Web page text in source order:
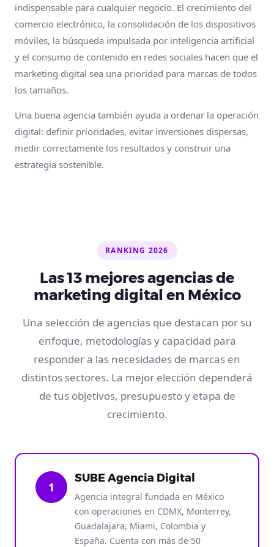
indispensable para cualquier negocio. El crecimiento del
comercio electrónico, la consolidación de los dispositivos
móviles, la búsqueda impulsada por inteligencia artificial
y el consumo de contenido en redes sociales hacen que el
marketing digital sea una prioridad para marcas de todos
los tamaños.
Una buena agencia también ayuda a ordenar la operación
digital: definir prioridades, evitar inversiones dispersas,
medir correctamente los resultados y construir una
estrategia sostenible.
RANKING 2026
Las 13 mejores agencias de
marketing digital en México
Una selección de agencias que destacan por su
enfoque, metodologías y capacidad para
responder a las necesidades de marcas en
distintos sectores. La mejor elección dependerá
de tus objetivos, presupuesto y etapa de
crecimiento.
1
SUBE Agencia Digital
Agencia integral fundada en México
con operaciones en CDMX, Monterrey,
Guadalajara, Miami, Colombia y
España. Cuenta con más de 50